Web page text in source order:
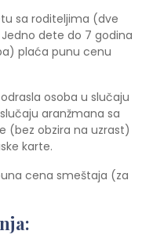
sa roditeljima (dve
dete do 7 godina
plaća punu cenu
osoba u slučaju
aranžmana sa
(bez obzira na uzrast)
karte.
cena smeštaja (za